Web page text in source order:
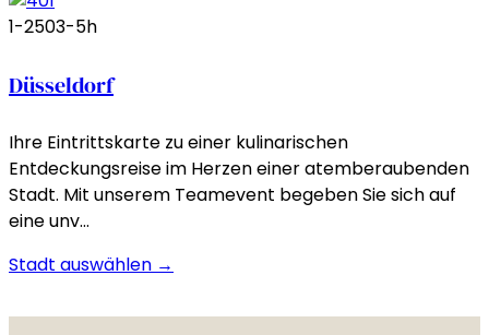
1-2503-5h
Düsseldorf
Ihre Eintrittskarte zu einer kulinarischen
Entdeckungsreise im Herzen einer atemberaubenden
Stadt. Mit unserem Teamevent begeben Sie sich auf
eine unv…
Stadt auswählen →